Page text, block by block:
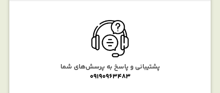
پشتیبانی و پاسخ به پرسش‌های شما
09190963483